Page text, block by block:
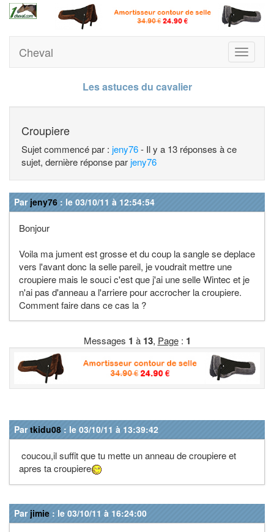
Toggle
Cheval
Les astuces du cavalier
Croupiere
Sujet commencé par : jeny76- Il y a 13 réponses à ce
sujet, dernière réponse parjeny76
Par jeny76 : le 03/10/11 à 12:54:54
Bonjour
Voila ma jument est grosse et du coup la sangle se deplace
vers l'avant donc la selle pareil, je voudrait mettre une
croupiere mais le souci c'est que j'ai une selle Wintec et je
n'ai pas d'anneau a l'arriere pour accrocher la croupiere.
Comment faire dans ce cas la ?
Messages 1 à 13, Page: 1
Partkidu08 : le 03/10/11 à 13:39:42
coucou,il suffit que tu mette un anneau de croupiere et
apres ta croupiere
Par jimie : le 03/10/11 à 16:24:00